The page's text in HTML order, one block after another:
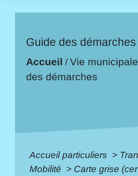
Guide des démarches
Accueil /Vie municipale
des démarches
Accueil particuliers >
Mobilité > Carte grise